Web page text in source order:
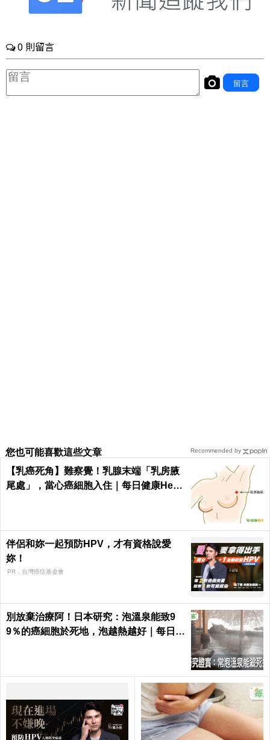
您也可能喜歡這些文章
【乳癌死角】難察覺！乳腺末端「乳房腋
尾處」，當心癌細胞入住｜每日健康Healt
伴侶和妳一起預防HPV，才有資格說愛
妳！
PR．台灣癌症基金會
別放棄治療阿！日本研究：泡溫泉能致9
9％的癌細胞於死地，泡越熱越好｜每日健
Recommended by